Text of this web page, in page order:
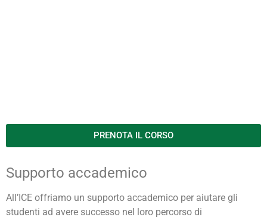
PRENOTA IL CORSO
Supporto accademico
All’ICE offriamo un supporto accademico per aiutare gli
studenti ad avere successo nel loro percorso di